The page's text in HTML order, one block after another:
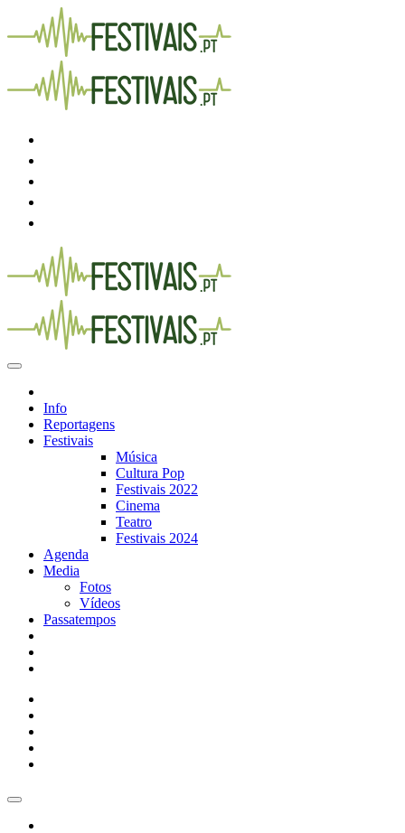
Info
Reportagens
Festivais
Música
Cultura Pop
Festivais 2022
Cinema
Teatro
Festivais 2024
Agenda
Media
Fotos
Vídeos
Passatempos